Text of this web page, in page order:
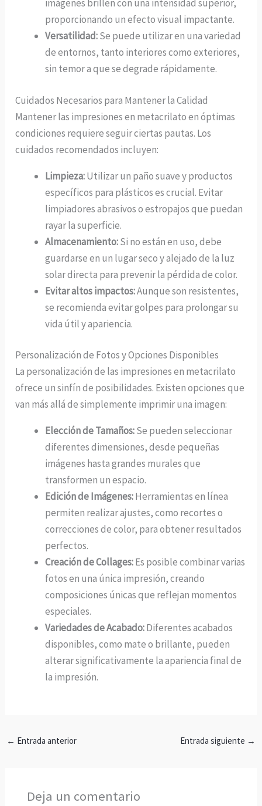
imágenes brillen con una intensidad superior,
proporcionando un efecto visual impactante.
Versatilidad:Se puede utilizar en una variedad
de entornos, tanto interiores como exteriores,
sin temor a que se degrade rápidamente.
Cuidados Necesarios para Mantener la Calidad
Mantener las impresiones en metacrilato en óptimas
condiciones requiere seguir ciertas pautas. Los
cuidados recomendados incluyen:
Limpieza:Utilizar un paño suave y productos
específicos para plásticos es crucial. Evitar
limpiadores abrasivos o estropajos que puedan
rayar la superficie.
Almacenamiento:Si no están en uso, debe
guardarse en un lugar seco y alejado de la luz
solar directa para prevenir la pérdida de color.
Evitar altos impactos:Aunque son resistentes,
se recomienda evitar golpes para prolongar su
vida útil y apariencia.
Personalización de Fotos y Opciones Disponibles
La personalización de las impresiones en metacrilato
ofrece un sinfín de posibilidades. Existen opciones que
van más allá de simplemente imprimir una imagen:
Elección de Tamaños:Se pueden seleccionar
diferentes dimensiones, desde pequeñas
imágenes hasta grandes murales que
transformen un espacio.
Edición de Imágenes:Herramientas en línea
permiten realizar ajustes, como recortes o
correcciones de color, para obtener resultados
perfectos.
Creación de Collages:Es posible combinar varias
fotos en una única impresión, creando
composiciones únicas que reflejan momentos
especiales.
Variedades de Acabado:Diferentes acabados
disponibles, como mate o brillante, pueden
alterar significativamente la apariencia final de
la impresión.
← Entrada anterior Entrada siguiente →
Deja un comentario